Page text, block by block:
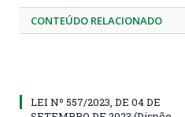
CONTEÚDO RELACIONADO
LEI Nº 557/2023, DE 04 DE